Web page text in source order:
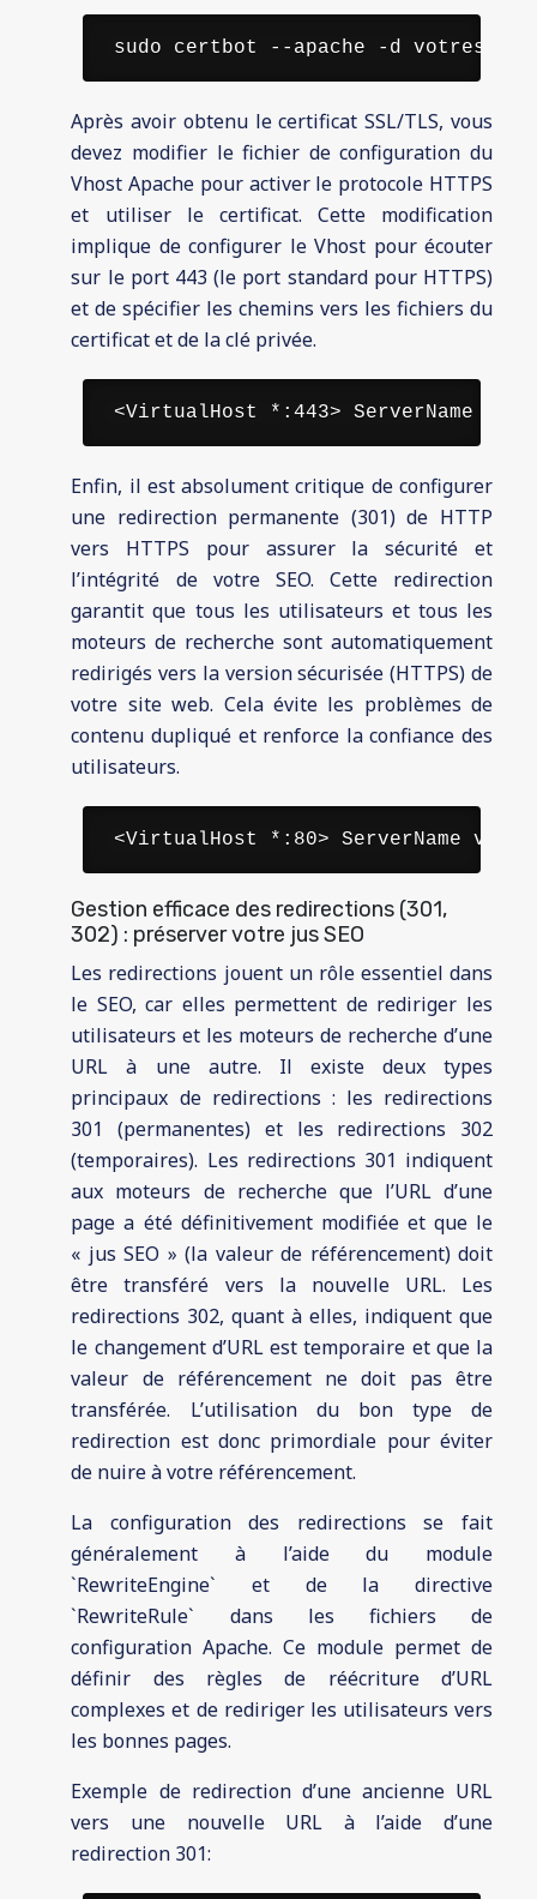
sudo certbot --apache -d
Après avoir obtenu le certificat SSL/TLS, vous
devez modifier le fichier de configuration du
Vhost Apache pour activer le protocole HTTPS
et utiliser le certificat. Cette modification
implique de configurer le Vhost pour écouter
sur le port 443 (le port standard pour HTTPS)
et de spécifier les chemins vers les fichiers du
certificat et de la clé privée.
<VirtualHost *:443> ServerName
Enfin, il est absolument critique de configurer
une redirection permanente (301) de HTTP
vers HTTPS pour assurer la sécurité et
l’intégrité de votre SEO. Cette redirection
garantit que tous les utilisateurs et tous les
moteurs de recherche sont automatiquement
redirigés vers la version sécurisée (HTTPS) de
votre site web. Cela évite les problèmes de
contenu dupliqué et renforce la confiance des
utilisateurs.
<VirtualHost *:80> ServerName
Gestion efficace des redirections (301,
302) : préserver votre jus SEO
Les redirections jouent un rôle essentiel dans
le SEO, car elles permettent de rediriger les
utilisateurs et les moteurs de recherche d’une
URL à une autre. Il existe deux types
principaux de redirections : les redirections
301 (permanentes) et les redirections 302
(temporaires). Les redirections 301 indiquent
aux moteurs de recherche que l’URL d’une
page a été définitivement modifiée et que le
« jus SEO » (la valeur de référencement) doit
être transféré vers la nouvelle URL. Les
redirections 302, quant à elles, indiquent que
le changement d’URL est temporaire et que la
valeur de référencement ne doit pas être
transférée. L’utilisation du bon type de
redirection est donc primordiale pour éviter
de nuire à votre référencement.
La configuration des redirections se fait
généralement à l’aide du module
`RewriteEngine` et de la directive
`RewriteRule` dans les fichiers de
configuration Apache. Ce module permet de
définir des règles de réécriture d’URL
complexes et de rediriger les utilisateurs vers
les bonnes pages.
Exemple de redirection d’une ancienne URL
vers une nouvelle URL à l’aide d’une
redirection 301: